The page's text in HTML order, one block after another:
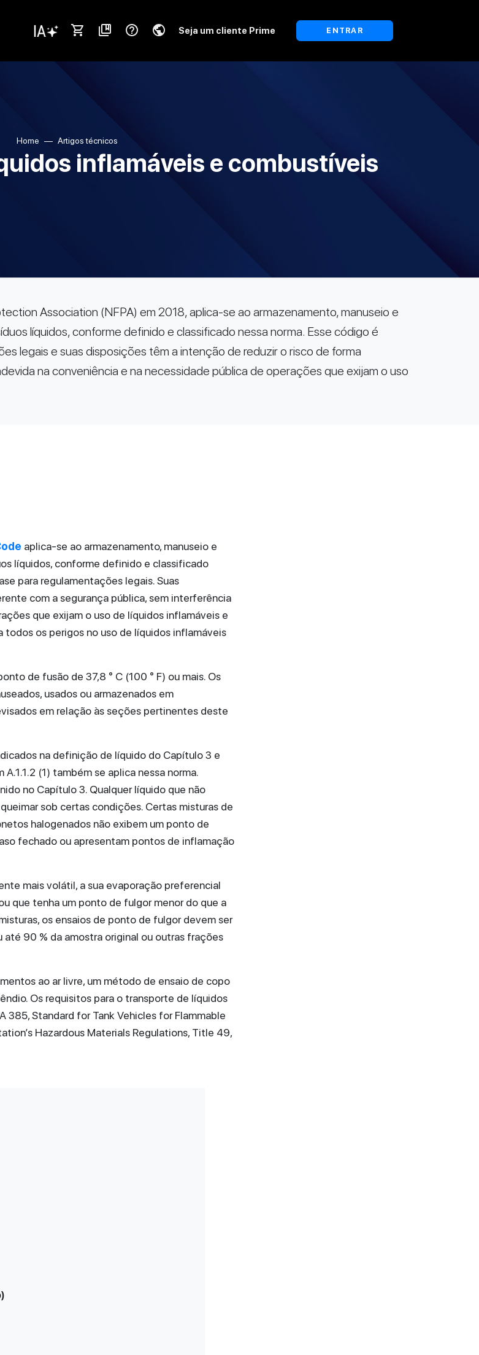
shopping_cart collections_bookmark help_outline public Seja um cliente Prime ENTRAR
Home Artigos técnicos
inflamáveis e combustíveis
Association (NFPA) em 2018, aplica-se ao armazenamento, manuseio e
líquidos, conforme definido e classificado nessa norma. Esse código é
legais e suas disposições têm a intenção de reduzir o risco de forma
na conveniência e na necessidade pública de operações que exijam o uso
aplica-se ao armazenamento, manuseio e
líquidos, conforme definido e classificado
para regulamentações legais. Suas
com a segurança pública, sem interferência
que exijam o uso de líquidos inflamáveis e
os perigos no uso de líquidos inflamáveis
de fusão de 37,8 ° C (100 ° F) ou mais. Os
usados ou armazenados em
em relação às seções pertinentes deste
na definição de líquido do Capítulo 3 e
(1) também se aplica nessa norma.
no Capítulo 3. Qualquer líquido que não
sob certas condições. Certas misturas de
halogenados não exibem um ponto de
fechado ou apresentam pontos de inflamação
mais volátil, a sua evaporação preferencial
que tenha um ponto de fulgor menor do que a
os ensaios de ponto de fulgor devem ser
90 % da amostra original ou outras frações
ao ar livre, um método de ensaio de copo
Os requisitos para o transporte de líquidos
385, Standard for Tank Vehicles for Flammable
Hazardous Materials Regulations, Title 49,